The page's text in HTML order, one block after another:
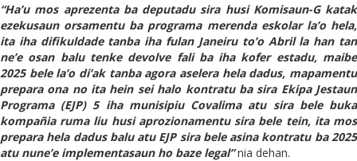
“Ha’u mos aprezenta ba deputadu sira husi Komisaun-G katak
ezekusaun orsamentu ba programa merenda eskolar la’o hela,
ita iha difikuldade tanba iha fulan Janeiru to’o Abril la han tan
ne’e osan balu tenke devolve fali ba iha kofer estadu, maibe
2025 bele la’o di’ak tanba agora aselera hela dadus, mapamentu
prepara ona no ita hein sei halo kontratu ba sira Ekipa Jestaun
Programa (EJP) 5 iha munisipiu Covalima atu sira bele buka
kompañia ruma liu husi aprozionamentu sira bele tein, ita mos
prepara hela dadus balu atu EJP sira bele asina kontratu ba 2025
atu nune’e implementasaun ho baze legal”nia dehan.